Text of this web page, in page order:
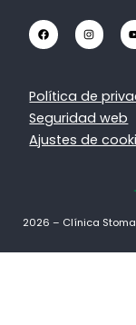
Política de
Seguridad web
Ajustes de
2026 – Clínica